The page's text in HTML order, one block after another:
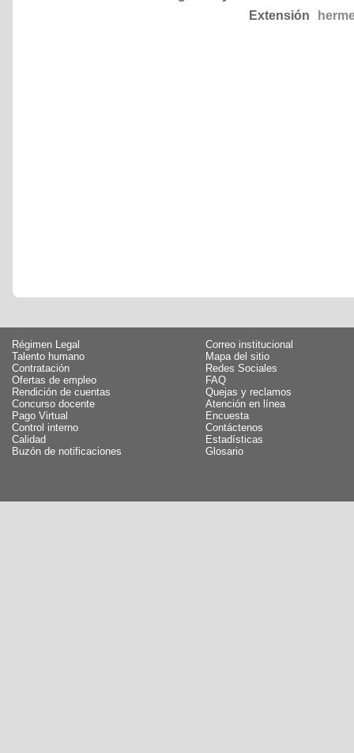
Extensión
Régimen Legal
Talento humano
Contratación
Ofertas de empleo
Rendición de cuentas
Concurso docente
Pago Virtual
Control interno
Calidad
Buzón de notificaciones
Correo institucional
Mapa del sitio
Redes Sociales
FAQ
Quejas y reclamos
Atención en línea
Encuesta
Contáctenos
Estadísticas
Glosario